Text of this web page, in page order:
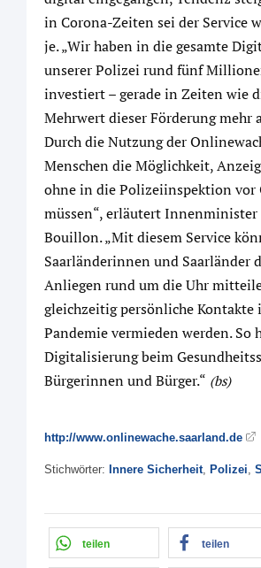
in Corona-Zeiten sei der Service
je. „Wir haben in die gesamte
unserer Polizei rund fünf
investiert – gerade in Zeiten wie
Mehrwert dieser Förderung mehr
Durch die Nutzung der
Menschen die Möglichkeit,
ohne in die Polizeiinspektion vor
müssen“, erläutert Innenminister
Bouillon. „Mit diesem Service
Saarländerinnen und Saarländer
Anliegen rund um die Uhr
gleichzeitig persönliche Kontakte
Pandemie vermieden werden. So
Digitalisierung beim
Bürgerinnen und Bürger.“ (bs)
http://www.onlinewache.saarland.de
Stichwörter: Innere Sicherheit, Polizei,
teilen teilen